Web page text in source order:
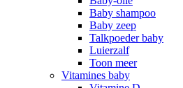
Baby shampoo
Baby zeep
Talkpoeder baby
Luierzalf
Toon meer
Vitamines baby